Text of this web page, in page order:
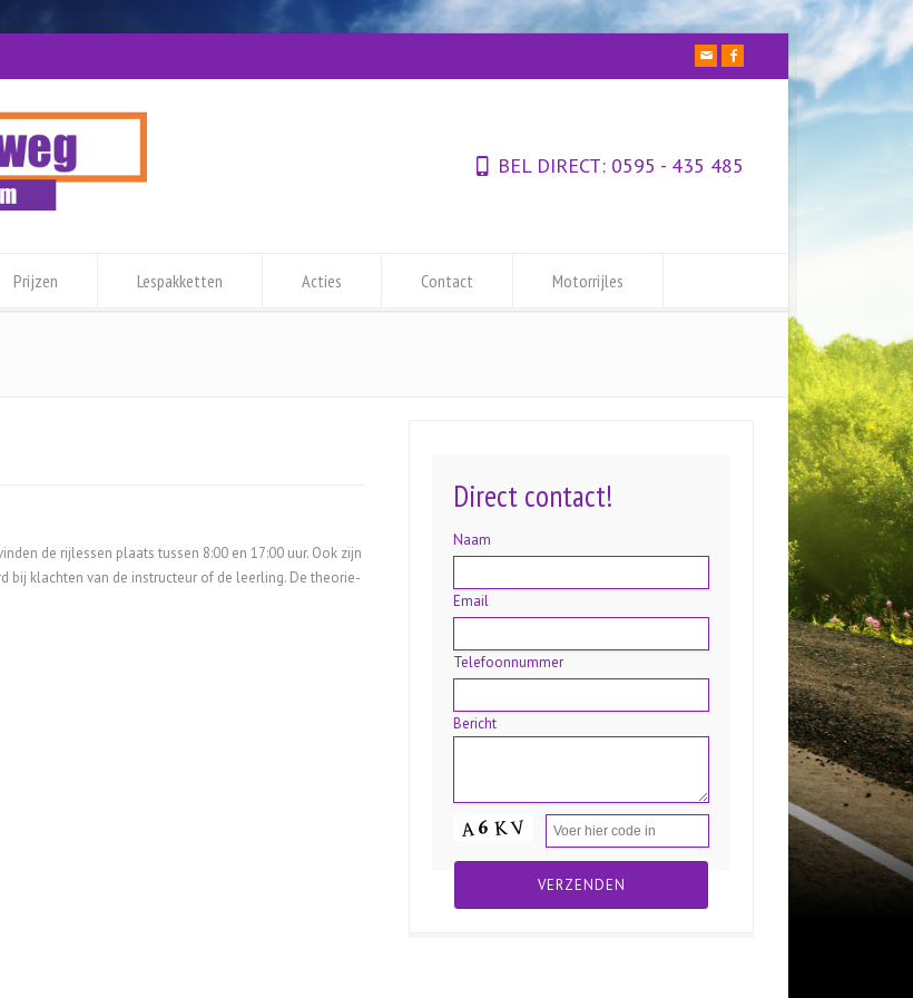
BEL DIRECT: 0595 - 435 485
Prijzen Lespakketten Acties Contact Motorrijles
de rijlessen plaats tussen 8:00 en 17:00 uur. Ook zijn
klachten van de instructeur of de leerling. De theorie-
Direct contact!
Naam
Email
Telefoonnummer
Bericht